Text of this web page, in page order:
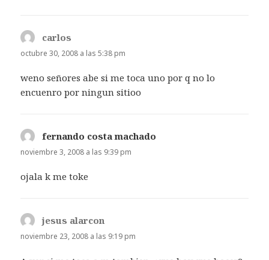
carlos
octubre 30, 2008 a las 5:38 pm
weno señores abe si me toca uno por q no lo
encuenro por ningun sitioo
fernando costa machado
noviembre 3, 2008 a las 9:39 pm
ojala k me toke
jesus alarcon
noviembre 23, 2008 a las 9:19 pm